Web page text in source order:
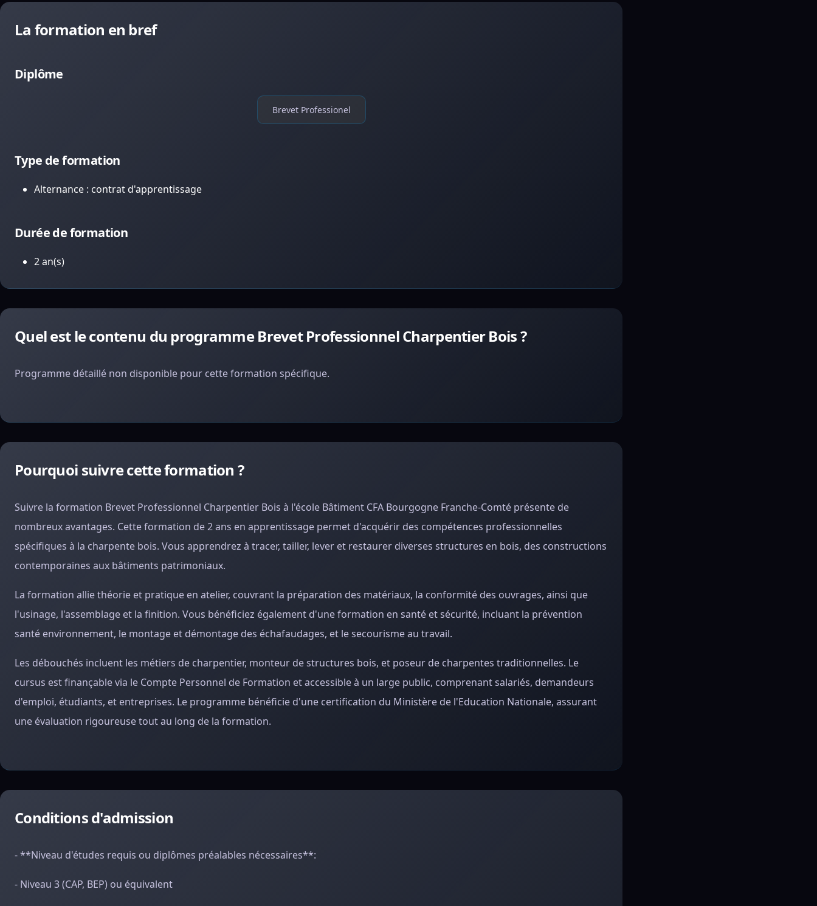
La formation en bref
Diplôme
Brevet Professionel
Type de formation
Alternance : contrat d'apprentissage
Durée de formation
2 an(s)
Quel est le contenu du programme Brevet Professionnel Charpentier Bois ?
Programme détaillé non disponible pour cette formation spécifique.
Pourquoi suivre cette formation ?
Suivre la formation Brevet Professionnel Charpentier Bois à l'école Bâtiment CFA Bourgogne Franche-Comté présente de
nombreux avantages. Cette formation de 2 ans en apprentissage permet d'acquérir des compétences professionnelles
spécifiques à la charpente bois. Vous apprendrez à tracer, tailler, lever et restaurer diverses structures en bois, des constructions
contemporaines aux bâtiments patrimoniaux.
La formation allie théorie et pratique en atelier, couvrant la préparation des matériaux, la conformité des ouvrages, ainsi que
l'usinage, l'assemblage et la finition. Vous bénéficiez également d'une formation en santé et sécurité, incluant la prévention
santé environnement, le montage et démontage des échafaudages, et le secourisme au travail.
Les débouchés incluent les métiers de charpentier, monteur de structures bois, et poseur de charpentes traditionnelles. Le
cursus est finançable via le Compte Personnel de Formation et accessible à un large public, comprenant salariés, demandeurs
d'emploi, étudiants, et entreprises. Le programme bénéficie d'une certification du Ministère de l'Education Nationale, assurant
une évaluation rigoureuse tout au long de la formation.
Conditions d'admission
- **Niveau d'études requis ou diplômes préalables nécessaires**:
- Niveau 3 (CAP, BEP) ou équivalent